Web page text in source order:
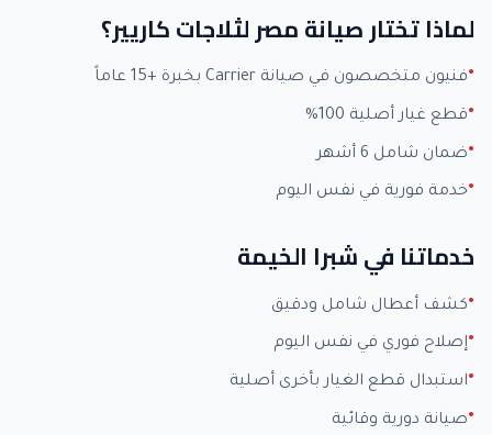
لماذا تختار صيانة مصر لثلاجات كاريير؟
فنيون متخصصون في صيانة Carrier بخبرة +15 عاماً
قطع غيار أصلية 100%
ضمان شامل 6 أشهر
خدمة فورية في نفس اليوم
خدماتنا في شبرا الخيمة
كشف أعطال شامل ودقيق
إصلاح فوري في نفس اليوم
استبدال قطع الغيار بأخرى أصلية
صيانة دورية وقائية